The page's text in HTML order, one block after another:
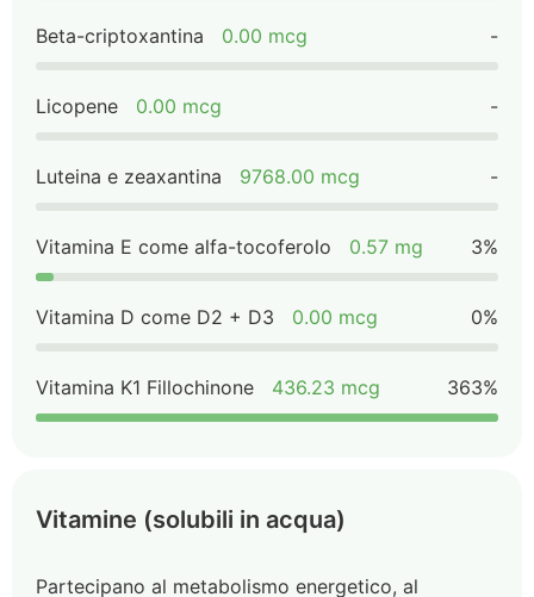
Beta-criptoxantina 0.00 mcg -
Licopene 0.00 mcg -
Luteina e zeaxantina 9768.00 mcg -
Vitamina E come alfa-tocoferolo 0.57 mg 3%
Vitamina D come D2 + D3 0.00 mcg 0%
Vitamina K1 Fillochinone 436.23 mcg 363%
Vitamine (solubili in acqua)
Partecipano al metabolismo energetico, al